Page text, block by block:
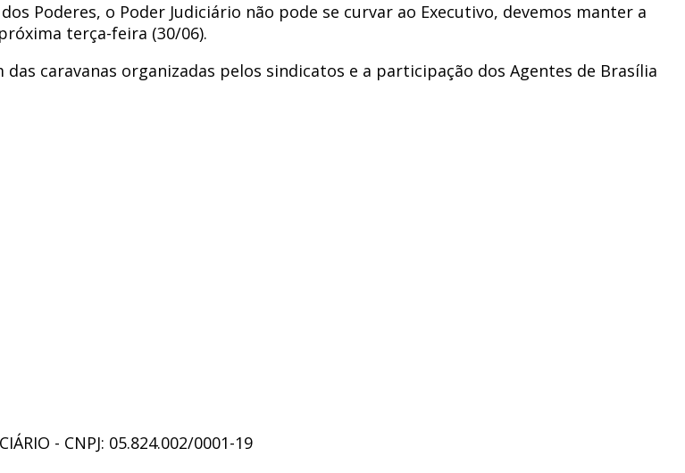
Poderes, o Poder Judiciário não pode se curvar ao Executivo, devemos manter a
terça-feira (30/06).
das caravanas organizadas pelos sindicatos e a participação dos Agentes de Brasília
- CNPJ: 05.824.002/0001-19